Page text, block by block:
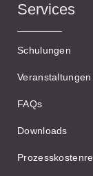
Services
Schulungen
Veranstaltungen
FAQs
Downloads